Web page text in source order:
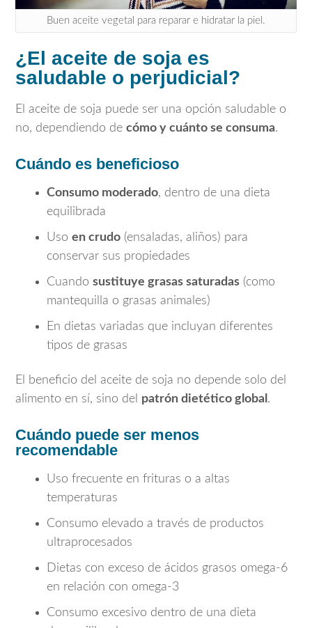
Buen aceite vegetal para reparar e hidratar la piel.
¿El aceite de soja es
saludable o perjudicial?
El aceite de soja puede ser una opción saludable o
no, dependiendo de cómo y cuánto se consuma.
Cuándo es beneficioso
Consumo moderado, dentro de una dieta
equilibrada
Uso en crudo (ensaladas, aliños) para
conservar sus propiedades
Cuando sustituye grasas saturadas (como
mantequilla o grasas animales)
En dietas variadas que incluyan diferentes
tipos de grasas
El beneficio del aceite de soja no depende solo del
alimento en sí, sino del patrón dietético global .
Cuándo puede ser menos
recomendable
Uso frecuente en frituras o a altas
temperaturas
Consumo elevado a través de productos
ultraprocesados
Dietas con exceso de ácidos grasos omega-6
en relación con omega-3
Consumo excesivo dentro de una dieta